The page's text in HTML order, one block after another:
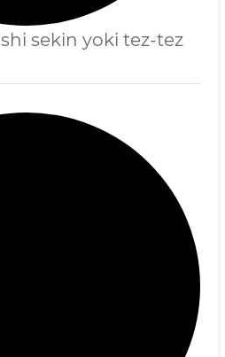
sekin yoki tez-tez